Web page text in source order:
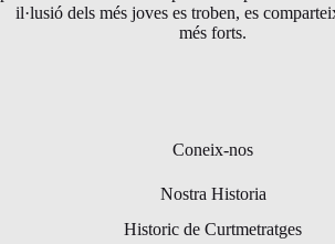
il·lusió dels més joves es troben, es
més forts.
Coneix-nos
Nostra Historia
Historic de Curtmetratges